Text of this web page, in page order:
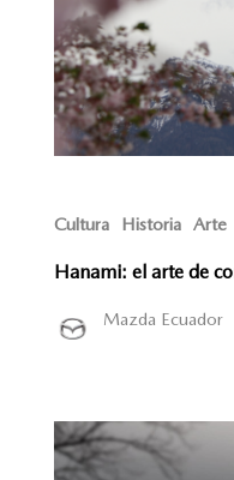
Cultura Historia Arte
Hanami: el arte de
Mazda Ecuador